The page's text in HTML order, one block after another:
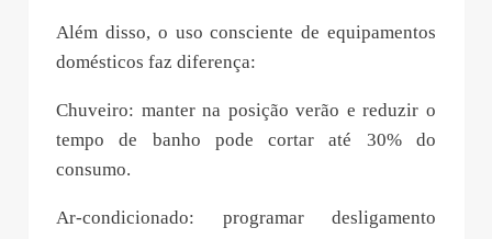
Além disso, o uso consciente de equipamentos
domésticos faz diferença:
Chuveiro: manter na posição verão e reduzir o
tempo de banho pode cortar até 30% do
consumo.
Ar-condicionado: programar desligamento